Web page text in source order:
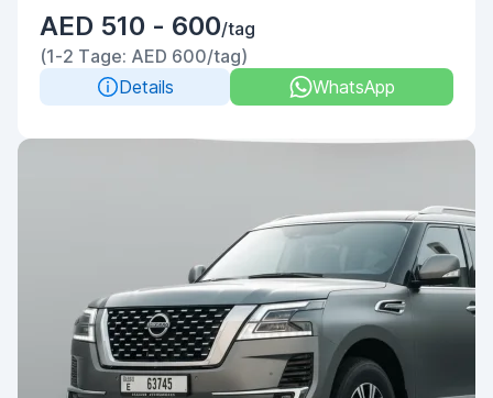
AED 510 - 600/tag
(1-2 Tage: AED 600/tag)
Details
WhatsApp